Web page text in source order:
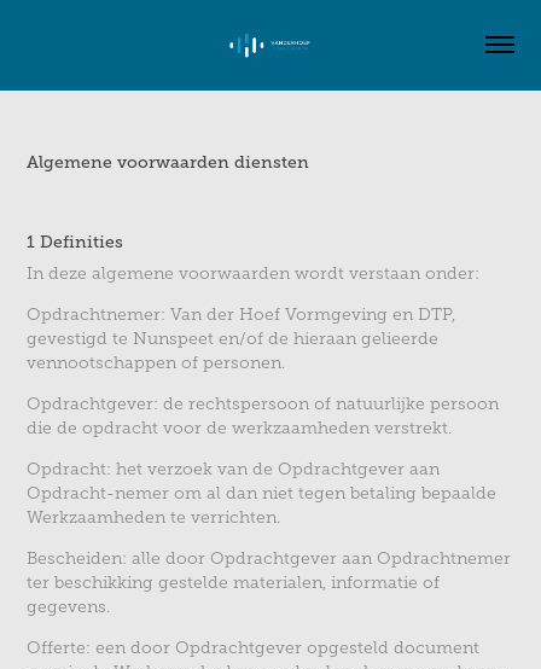
Algemene voorwaarden diensten
1 Definities
In deze algemene voorwaarden wordt verstaan onder:
Opdrachtnemer: Van der Hoef Vormgeving en DTP,
gevestigd te Nunspeet en/of de hieraan gelieerde
vennootschappen of personen.
Opdrachtgever: de rechtspersoon of natuurlijke persoon
die de opdracht voor de werkzaamheden verstrekt.
Opdracht: het verzoek van de Opdrachtgever aan
Opdracht-nemer om al dan niet tegen betaling bepaalde
Werkzaamheden te verrichten.
Bescheiden: alle door Opdrachtgever aan Opdrachtnemer
ter beschikking gestelde materialen, informatie of
gegevens.
Offerte: een door Opdrachtgever opgesteld document